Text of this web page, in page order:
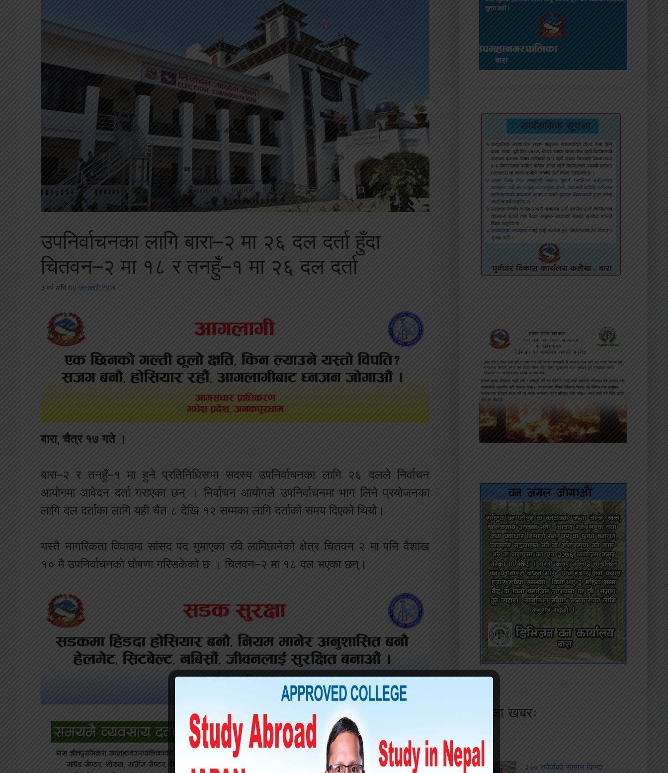
उपनिर्वाचनका लागि बारा–२ मा २६ दल दर्ता हुँदा
चितवन–२ मा १८ र तनहुँ–१ मा २६ दल दर्ता
३ वर्ष अघि by जानकारी नेपाल
बारा, चैत्र १७ गते ।
बारा–२ र तनहुँ–१ मा हुने प्रतिनिधिसभा सदस्य उपनिर्वाचनका लागि २६ दलले निर्वाचन
आयोगमा आवेदन दर्ता गराएका छन् । निर्वाचन आयोगले उपनिर्वाचनमा भाग लिने प्रयोजनका
लागि दल दर्ताका लागि यही चैत ८ देखि १२ सम्मका लागि दर्ताको समय दिएको थियो।
यस्तै नागरिकता विवादमा सांसद पद गुमाएका रवि लामिछानेको क्षेत्र चितवन २ मा पनि वैशाख
१० मै उपनिर्वाचनको घोषणा गरिसकेको छ । चितवन–२ मा १८ दल भएका छन्।
ताजा खबरः
२५० रुपैयाँको सामान किन्दा